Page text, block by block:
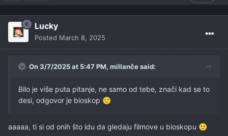
Ne mogu da se setim dal' je neko ovde preporučio film ili
sam ga drugačije negde skapirao, ali mi stoji na listi i sad
je došao na dnevni red.
I nije loš! mislim da je čak možda zaslužio i više od 6.0
koliko trenutno ima na imdb. Ono, sama postavka je
ali onako, zanimljivo vozi tu neku svoju priču🙂
Lucky
Posted March 8, 2025
On 3/7/2025 at 5:47 PM, millančesaid:
Bilo je više puta pitanje, ne samo od tebe, znači kad se to
desi, odgovor je bioskop 🙂
aaaaa, ti si od onih što idu da gledaju filmove u bioskopu 🙂